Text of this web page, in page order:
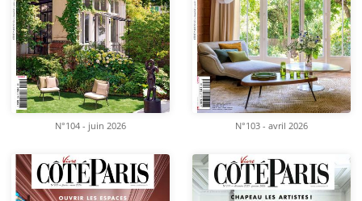
N°104 - juin 2026 N°103 - avril 2026